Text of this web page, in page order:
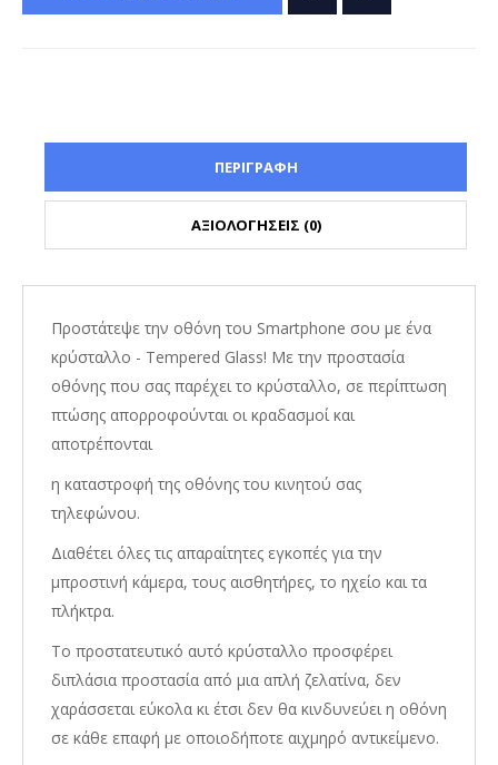
ΠΕΡΙΓΡΑΦΗ
ΑΞΙΟΛΟΓΗΣΕΙΣ (0)
Προστάτεψε την οθόνη του Smartphone σου με ένα
κρύσταλλο - Tempered Glass! Με την προστασία
οθόνης που σας παρέχει το κρύσταλλο, σε περίπτωση
πτώσης απορροφούνται οι κραδασμοί και
αποτρέπονται
η καταστροφή της οθόνης του κινητού σας
τηλεφώνου.
Διαθέτει όλες τις απαραίτητες εγκοπές για την
μπροστινή κάμερα, τους αισθητήρες, το ηχείο και τα
πλήκτρα.
Το προστατευτικό αυτό κρύσταλλο προσφέρει
διπλάσια προστασία από μια απλή ζελατίνα, δεν
χαράσσεται εύκολα κι έτσι δεν θα κινδυνεύει η οθόνη
σε κάθε επαφή με οποιοδήποτε αιχμηρό αντικείμενο.